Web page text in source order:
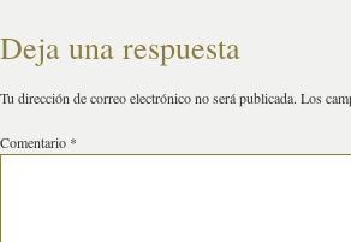
Deja una respuesta
Tu dirección de correo electrónico no será publicada. Los
Comentario *